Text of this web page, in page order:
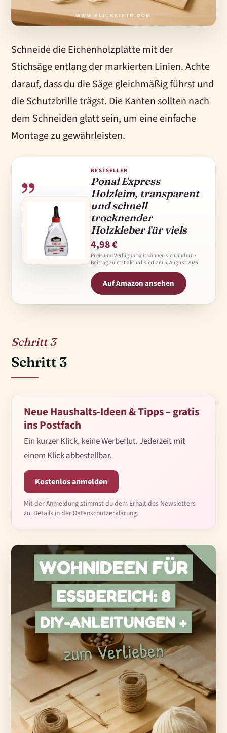
Schneide die Eichenholzplatte mit der
Stichsäge entlang der markierten Linien. Achte
darauf, dass du die Säge gleichmäßig führst und
die Schutzbrille trägst. Die Kanten sollten nach
dem Schneiden glatt sein, um eine einfache
Montage zu gewährleisten.
BESTSELLER
Ponal Express
Holzleim, transparent
und schnell
trocknender
Holzkleber für viels
4,98 €
Preis und Verfügbarkeit können sich ändern ·
Beitrag zuletzt aktualisiert am5. August 2026
Auf Amazon ansehen
3
Schritt 3
Neue Haushalts-Ideen & Tipps – gratis
ins Postfach
Ein kurzer Klick, keine Werbeflut. Jederzeit mit
einem Klick abbestellbar.
Kostenlos anmelden
Mit der Anmeldung stimmst du dem Erhalt des Newsletters
zu. Details in der Datenschutzerklärung.